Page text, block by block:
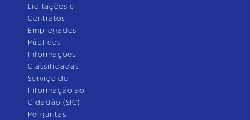
Licitações e
Contratos
Empregados
Públicos
Informações
Classificadas
Serviço de
Informação ao
Cidadão (SIC)
Perguntas